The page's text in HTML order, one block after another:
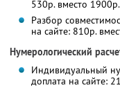
530р. вместо
Разбор
на сайте: 810р.
Нумерологический
Индивидуальный
доплата на сайте: